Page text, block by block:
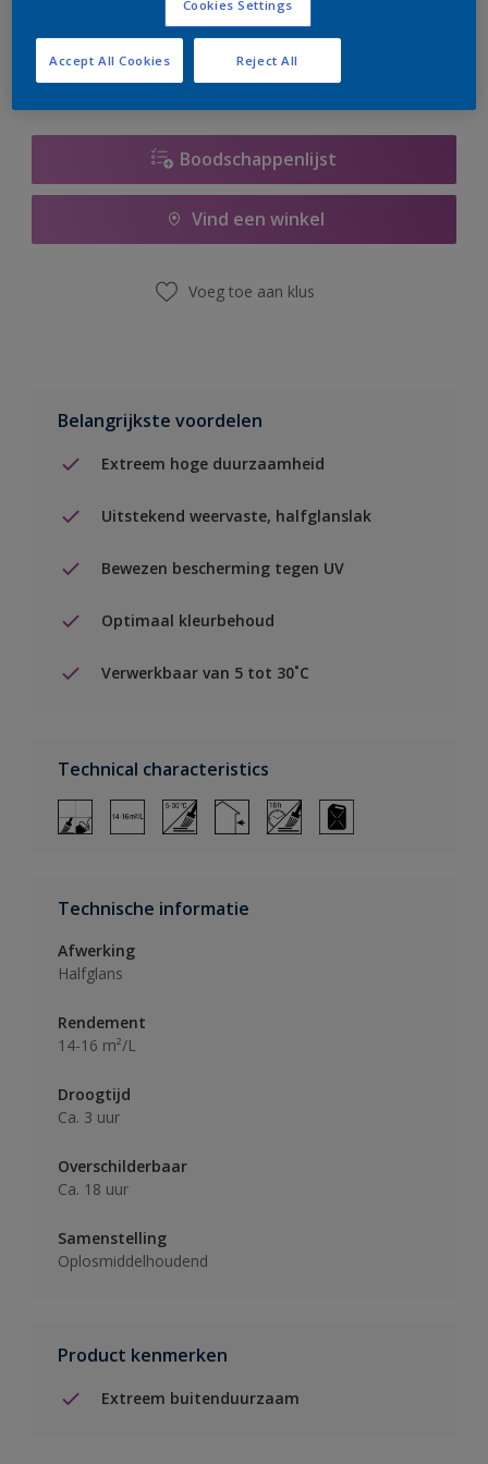
er hard aan om de voorraad aan te vullen.
Boodschappenlijst
Vind een winkel
Voeg toe aan klus
Belangrijkste voordelen
Extreem hoge duurzaamheid
Uitstekend weervaste, halfglanslak
Bewezen bescherming tegen UV
Optimaal kleurbehoud
Verwerkbaar van 5 tot 30˚C
Technical characteristics
Technische informatie
Afwerking
Halfglans
Rendement
14-16 m²/L
Droogtijd
Ca. 3 uur
Overschilderbaar
Ca. 18 uur
Samenstelling
Oplosmiddelhoudend
Product kenmerken
Extreem buitenduurzaam
Cookies Settings
Reject All
Accept All Cookies